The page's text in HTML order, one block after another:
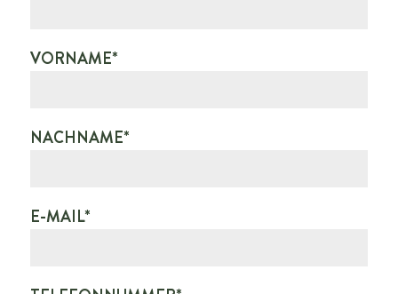
VORNAME*
NACHNAME*
E-MAIL*